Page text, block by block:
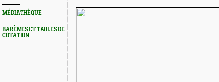
MÉDIATHÈQUE
BARÈMES ET TABLES DE
COTATION